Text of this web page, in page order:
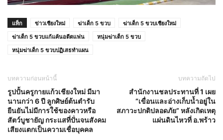
แท็ก ข่าวเชียงใหม่ ฆ่าเด็ก 5 ขวบ
ฆ่าเด็ก 5 ขวบเชียงใหม่
ฆ่าเด็ก 5 ขวบแก้แค้นอดีตแฟน
หนุ่มฆ่าเด็ก 5 ขวบ
หนุ่มฆ่าเด็ก 5 ขวบปฏิเสธทำแผน
บทความก่อนหน้านี้
รูปปั้นครูกายแก้วเชียงใหม่ มีมา
นานกว่า 6 ปี ลูกศิษย์ต้นตำรับ
ยืนยันไม่มีการใช้ของคาวหรือ
สัตว์บูชายัญ กระแสที่ปั่นจนสังคม
เสียงแตกเป็นความเชื่อบุคคล
บทความถัดไป
สำนักงานชลประทานที่ 1 เผย
“เขื่อนและอ่างเก็บน้ำอยู่ใน
สภาวะปกติปลอดภัย” หลังเกิดเหตุ
แผ่นดินไหวที่ อ.พร้าว